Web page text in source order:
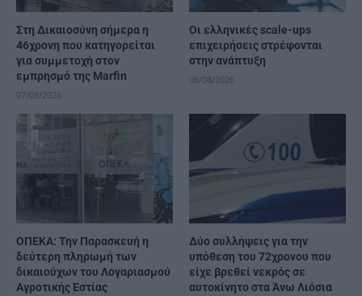
Στη Δικαιοσύνη σήμερα η
46χρονη που κατηγορείται
για συμμετοχή στον
εμπρησμό της Marfin
07/08/2026
Οι ελληνικές scale-ups
επιχειρήσεις στρέφονται
στην ανάπτυξη
06/08/2026
ΟΠΕΚΑ: Την Παρασκευή η
δεύτερη πληρωμή των
δικαιούχων του Λογαριασμού
Αγροτικής Εστίας
Δύο συλλήψεις για την
υπόθεση του 72χρονου που
είχε βρεθεί νεκρός σε
αυτοκίνητο στα Άνω Λιόσια